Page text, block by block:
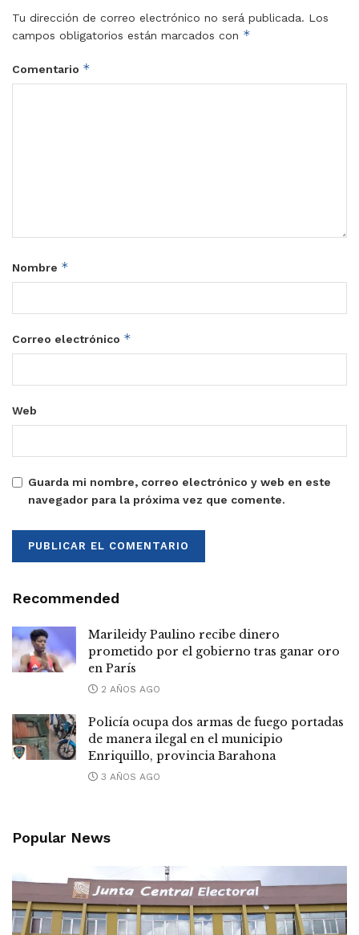
Tu dirección de correo electrónico no será publicada. Los
campos obligatorios están marcados con *
Comentario *
Nombre *
Correo electrónico *
Web
Guarda mi nombre, correo electrónico y web en este
navegador para la próxima vez que comente.
Recommended
Marileidy Paulino recibe dinero
prometido por el gobierno tras ganar oro
en París
2 AÑOS AGO
Policía ocupa dos armas de fuego portadas
de manera ilegal en el municipio
Enriquillo, provincia Barahona
3 AÑOS AGO
Popular News